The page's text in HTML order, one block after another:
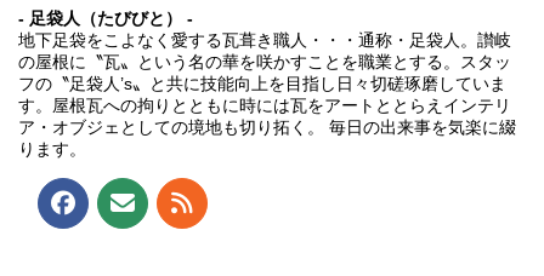
- 足袋人（たびびと） -
地下足袋をこよなく愛する瓦葺き職人・・・通称・足袋人。讃岐
の屋根に〝瓦〟という名の華を咲かすことを職業とする。スタッ
フの〝足袋人’s〟と共に技能向上を目指し日々切磋琢磨していま
す。屋根瓦への拘りとともに時には瓦をアートととらえインテリ
ア・オブジェとしての境地も切り拓く。 毎日の出来事を気楽に綴
ります。